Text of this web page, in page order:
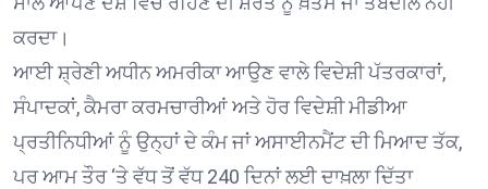
ਕਰਦਾ।
ਆਈ ਸ਼੍ਰੇਣੀ ਅਧੀਨ ਅਮਰੀਕਾ ਆਉਣ ਵਾਲੇ ਵਿਦੇਸ਼ੀ ਪੱਤਰਕਾਰਾਂ,
ਸੰਪਾਦਕਾਂ, ਕੈਮਰਾ ਕਰਮਚਾਰੀਆਂ ਅਤੇ ਹੋਰ ਵਿਦੇਸ਼ੀ ਮੀਡੀਆ
ਪ੍ਰਤੀਨਿਧੀਆਂ ਨੂੰ ਉਨ੍ਹਾਂ ਦੇ ਕੰਮ ਜਾਂ ਅਸਾਈਨਮੈਂਟ ਦੀ ਮਿਆਦ ਤੱਕ,
ਪਰ ਆਮ ਤੌਰ ‘ਤੇ ਵੱਧ ਤੋਂ ਵੱਧ 240 ਦਿਨਾਂ ਲਈ ਦਾਖ਼ਲਾ ਦਿੱਤਾ